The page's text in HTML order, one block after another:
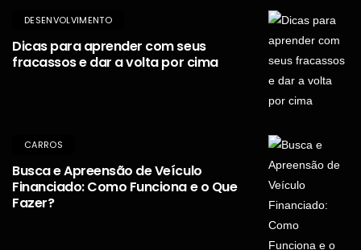
DESENVOLVIMENTO
Dicas para aprender com seus
fracassos e dar a volta por cima
CARROS
Busca e Apreensão de Veículo
Financiado: Como Funciona e o Que
Fazer?